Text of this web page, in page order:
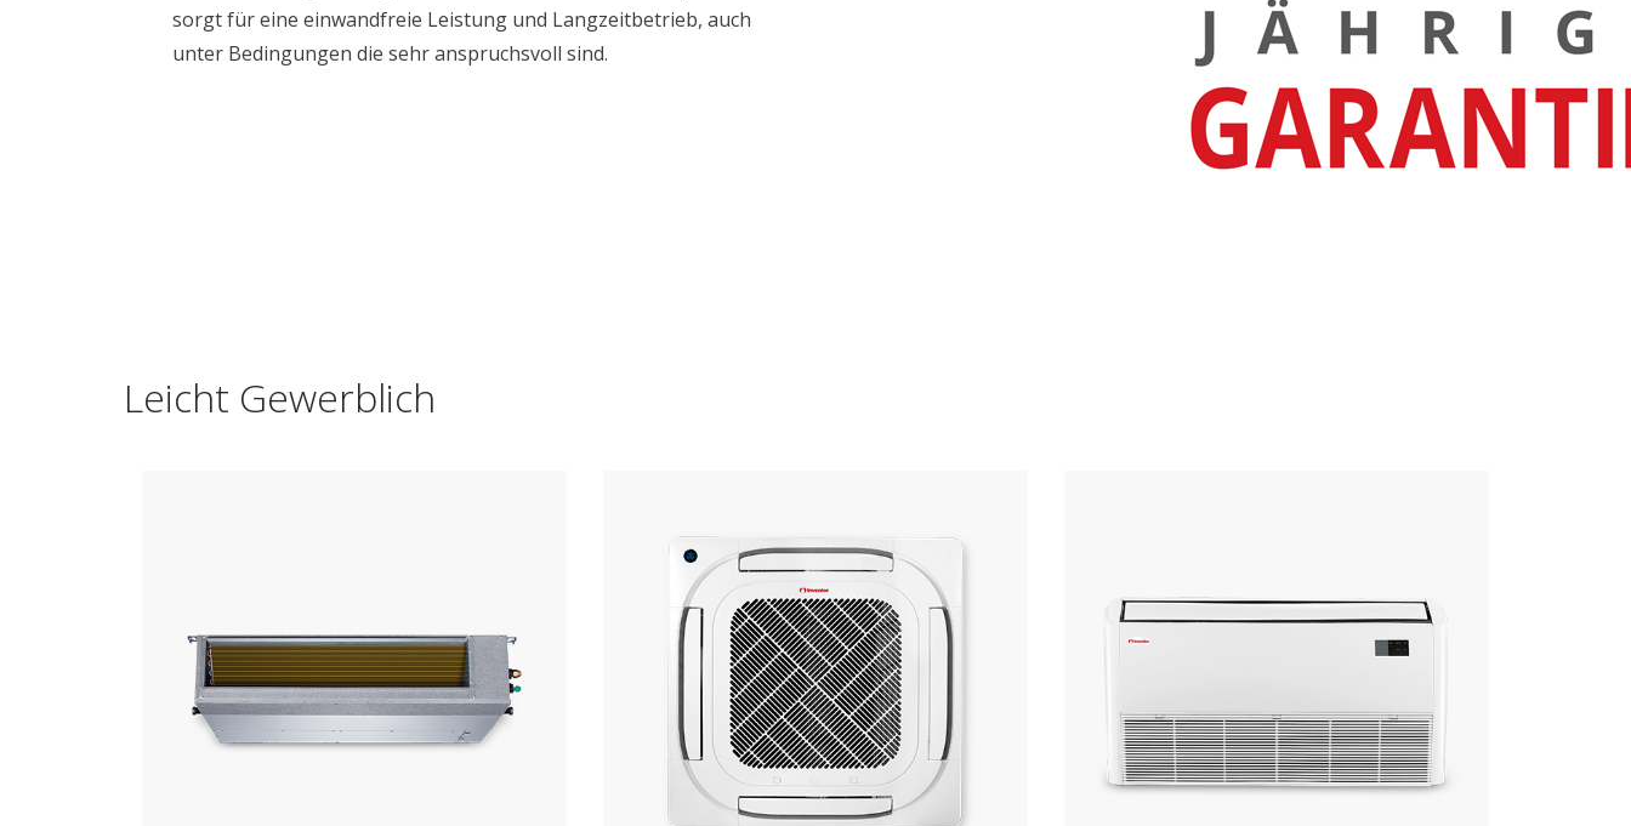
sorgt für eine einwandfreie Leistung und Langzeitbetrieb, auch
unter Bedingungen die sehr anspruchsvoll sind.
Leicht Gewerblich